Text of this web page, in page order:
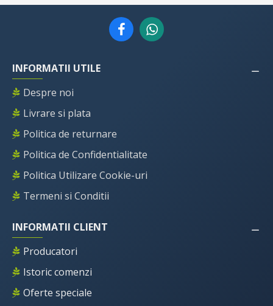
INFORMATII UTILE
Despre noi
Livrare si plata
Politica de returnare
Politica de Confidentialitate
Politica Utilizare Cookie-uri
Termeni si Conditii
INFORMATII CLIENT
Producatori
Istoric comenzi
Oferte speciale